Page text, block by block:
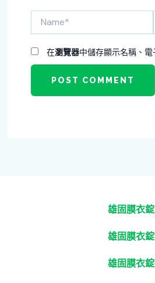
地
在瀏覽器中儲存顯示名稱、
雄固膜衣
雄固膜衣
雄固膜衣